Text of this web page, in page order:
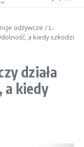
odżywcze / L-
a kiedy szkodzi
działa
a kiedy